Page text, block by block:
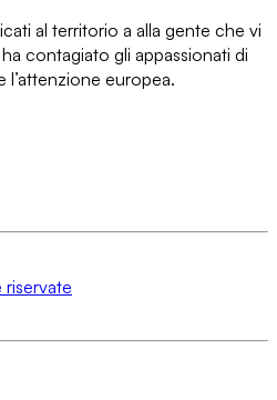
al territorio a alla gente che vi
ha contagiato gli appassionati di
l’attenzione europea.